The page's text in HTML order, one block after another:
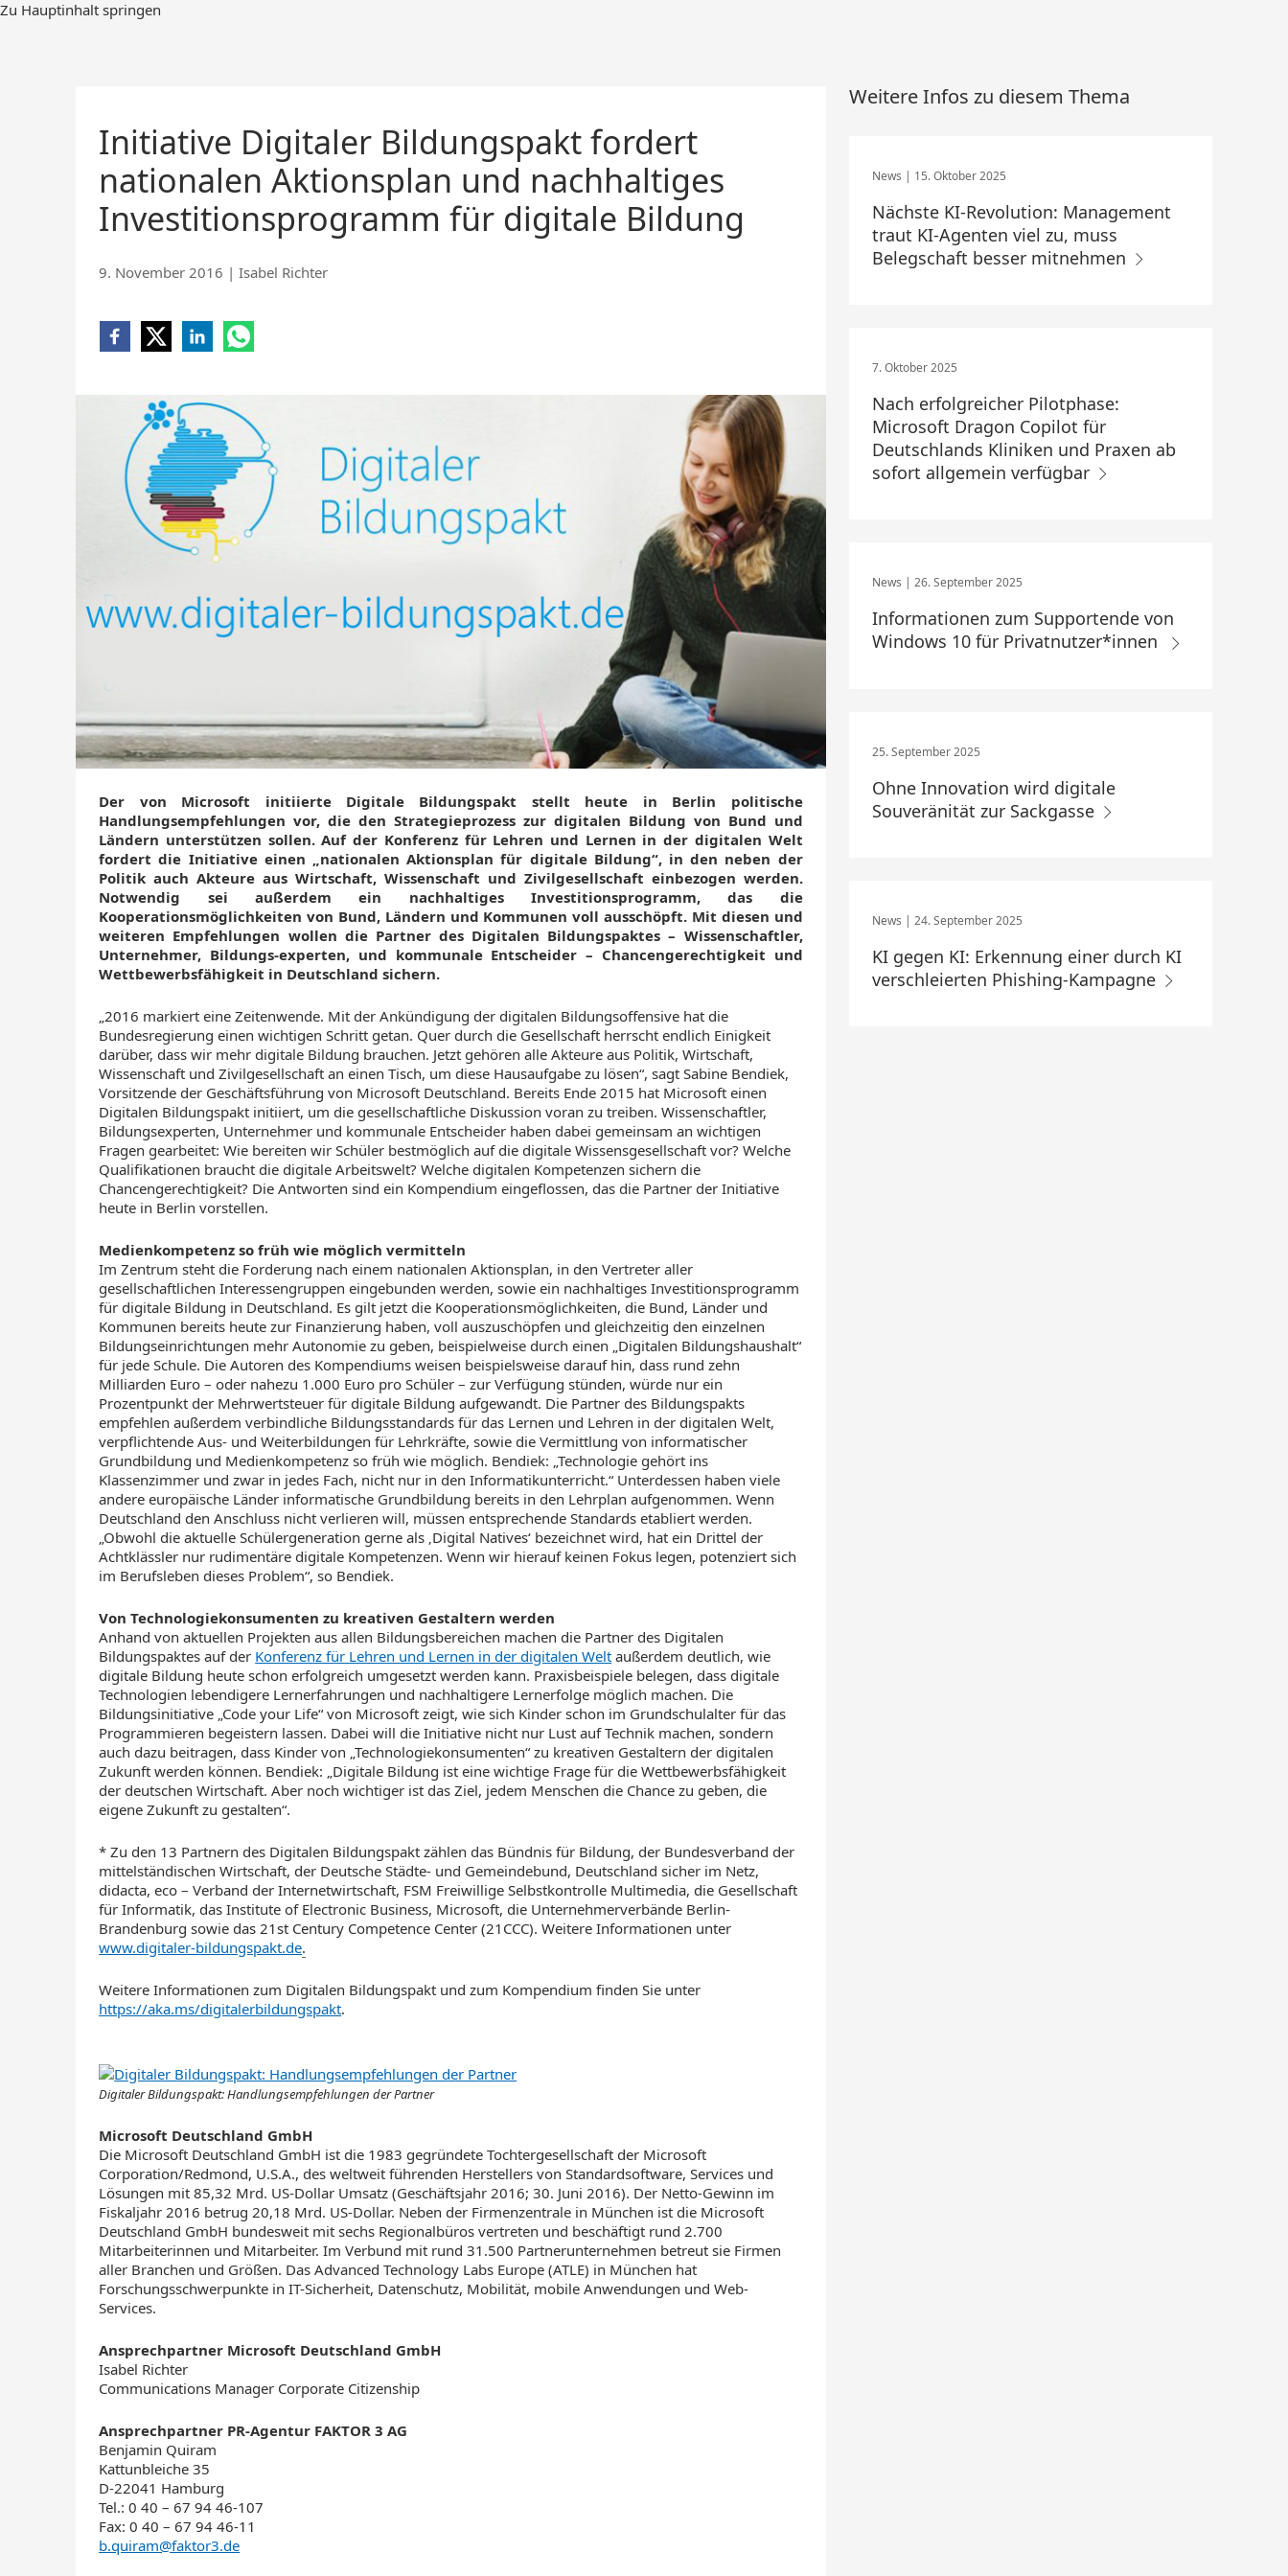
Zum
Zu Hauptinhalt springen
Initiative Digitaler Bildungspakt fordert
nationalen Aktionsplan und nachhaltiges
Investitionsprogramm für digitale Bildung
9. November 2016 |Isabel Richter
Share
on
(opens
new
window)
Share
on
(opens
new
window)
Share
on
(opens
new
window)
Share
on
new
window)
Der von Microsoft initiierte Digitale Bildungspakt stellt heute in Berlin politische
Handlungsempfehlungen vor, die den Strategieprozess zur digitalen Bildung von Bund und
Ländern unterstützen sollen. Auf der Konferenz für Lehren und Lernen in der digitalen Welt
fordert die Initiative einen „nationalen Aktionsplan für digitale Bildung“, in den neben der
Politik auch Akteure aus Wirtschaft, Wissenschaft und Zivilgesellschaft einbezogen werden.
Notwendig sei außerdem ein nachhaltiges Investitionsprogramm, das die
Kooperationsmöglichkeiten von Bund, Ländern und Kommunen voll ausschöpft. Mit diesen und
weiteren Empfehlungen wollen die Partner des Digitalen Bildungspaktes – Wissenschaftler,
Unternehmer, Bildungs-experten, und kommunale Entscheider – Chancengerechtigkeit und
Wettbewerbsfähigkeit in Deutschland sichern.
„2016 markiert eine Zeitenwende. Mit der Ankündigung der digitalen Bildungsoffensive hat die
Bundesregierung einen wichtigen Schritt getan. Quer durch die Gesellschaft herrscht endlich Einigkeit
darüber, dass wir mehr digitale Bildung brauchen. Jetzt gehören alle Akteure aus Politik, Wirtschaft,
Wissenschaft und Zivilgesellschaft an einen Tisch, um diese Hausaufgabe zu lösen“, sagt Sabine Bendiek,
Vorsitzende der Geschäftsführung von Microsoft Deutschland. Bereits Ende 2015 hat Microsoft einen
Digitalen Bildungspakt initiiert, um die gesellschaftliche Diskussion voran zu treiben. Wissenschaftler,
Bildungsexperten, Unternehmer und kommunale Entscheider haben dabei gemeinsam an wichtigen
Fragen gearbeitet: Wie bereiten wir Schüler bestmöglich auf die digitale Wissensgesellschaft vor? Welche
Qualifikationen braucht die digitale Arbeitswelt? Welche digitalen Kompetenzen sichern die
Chancengerechtigkeit? Die Antworten sind ein Kompendium eingeflossen, das die Partner der Initiative
heute in Berlin vorstellen.
Medienkompetenz so früh wie möglich vermitteln
Im Zentrum steht die Forderung nach einem nationalen Aktionsplan, in den Vertreter aller
gesellschaftlichen Interessengruppen eingebunden werden, sowie ein nachhaltiges Investitionsprogramm
für digitale Bildung in Deutschland. Es gilt jetzt die Kooperationsmöglichkeiten, die Bund, Länder und
Kommunen bereits heute zur Finanzierung haben, voll auszuschöpfen und gleichzeitig den einzelnen
Bildungseinrichtungen mehr Autonomie zu geben, beispielweise durch einen „Digitalen Bildungshaushalt“
für jede Schule. Die Autoren des Kompendiums weisen beispielsweise darauf hin, dass rund zehn
Milliarden Euro – oder nahezu 1.000 Euro pro Schüler – zur Verfügung stünden, würde nur ein
Prozentpunkt der Mehrwertsteuer für digitale Bildung aufgewandt. Die Partner des Bildungspakts
empfehlen außerdem verbindliche Bildungsstandards für das Lernen und Lehren in der digitalen Welt,
verpflichtende Aus- und Weiterbildungen für Lehrkräfte, sowie die Vermittlung von informatischer
Grundbildung und Medienkompetenz so früh wie möglich. Bendiek: „Technologie gehört ins
Klassenzimmer und zwar in jedes Fach, nicht nur in den Informatikunterricht.“ Unterdessen haben viele
andere europäische Länder informatische Grundbildung bereits in den Lehrplan aufgenommen. Wenn
Deutschland den Anschluss nicht verlieren will, müssen entsprechende Standards etabliert werden.
„Obwohl die aktuelle Schülergeneration gerne als ‚Digital Natives‘ bezeichnet wird, hat ein Drittel der
Achtklässler nur rudimentäre digitale Kompetenzen. Wenn wir hierauf keinen Fokus legen, potenziert sich
im Berufsleben dieses Problem“, so Bendiek.
Von Technologiekonsumenten zu kreativen Gestaltern werden
Anhand von aktuellen Projekten aus allen Bildungsbereichen machen die Partner des Digitalen
Bildungspaktes auf der Konferenz für Lehren und Lernen in der digitalen Welt außerdem deutlich, wie
digitale Bildung heute schon erfolgreich umgesetzt werden kann. Praxisbeispiele belegen, dass digitale
Technologien lebendigere Lernerfahrungen und nachhaltigere Lernerfolge möglich machen. Die
Bildungsinitiative „Code your Life“ von Microsoft zeigt, wie sich Kinder schon im Grundschulalter für das
Programmieren begeistern lassen. Dabei will die Initiative nicht nur Lust auf Technik machen, sondern
auch dazu beitragen, dass Kinder von „Technologiekonsumenten“ zu kreativen Gestaltern der digitalen
Zukunft werden können. Bendiek: „Digitale Bildung ist eine wichtige Frage für die Wettbewerbsfähigkeit
der deutschen Wirtschaft. Aber noch wichtiger ist das Ziel, jedem Menschen die Chance zu geben, die
eigene Zukunft zu gestalten“.
* Zu den 13 Partnern des Digitalen Bildungspakt zählen das Bündnis für Bildung, der Bundesverband der
mittelständischen Wirtschaft, der Deutsche Städte- und Gemeindebund, Deutschland sicher im Netz,
didacta, eco – Verband der Internetwirtschaft, FSM Freiwillige Selbstkontrolle Multimedia, die Gesellschaft
für Informatik, das Institute of Electronic Business, Microsoft, die Unternehmerverbände Berlin-
Brandenburg sowie das 21st Century Competence Center (21CCC). Weitere Informationen unter
www.digitaler-bildungspakt.de.
Weitere Informationen zum Digitalen Bildungspakt und zum Kompendium finden Sie unter
https://aka.ms/digitalerbildungspakt.
Digitaler Bildungspakt: Handlungsempfehlungen der Partner
Microsoft Deutschland GmbH
Die Microsoft Deutschland GmbH ist die 1983 gegründete Tochtergesellschaft der Microsoft
Corporation/Redmond, U.S.A., des weltweit führenden Herstellers von Standardsoftware, Services und
Lösungen mit 85,32 Mrd. US-Dollar Umsatz (Geschäftsjahr 2016; 30. Juni 2016). Der Netto-Gewinn im
Fiskaljahr 2016 betrug 20,18 Mrd. US-Dollar. Neben der Firmenzentrale in München ist die Microsoft
Deutschland GmbH bundesweit mit sechs Regionalbüros vertreten und beschäftigt rund 2.700
Mitarbeiterinnen und Mitarbeiter. Im Verbund mit rund 31.500 Partnerunternehmen betreut sie Firmen
aller Branchen und Größen. Das Advanced Technology Labs Europe (ATLE) in München hat
Forschungsschwerpunkte in IT-Sicherheit, Datenschutz, Mobilität, mobile Anwendungen und Web-
Services.
Ansprechpartner Microsoft Deutschland GmbH
Isabel Richter
Communications Manager Corporate Citizenship
Ansprechpartner PR-Agentur FAKTOR 3 AG
Benjamin Quiram
Kattunbleiche 35
D-22041 Hamburg
Tel.: 0 40 – 67 94 46-107
Fax: 0 40 – 67 94 46-11
b.quiram@faktor3.de
Weitere Infos zu diesem Thema
15. Oktober 2025
Nächste KI-Revolution: Management
traut KI-Agenten viel zu, muss
Belegschaft besser mitnehmen
7. Oktober 2025
Nach erfolgreicher Pilotphase:
Microsoft Dragon Copilot für
Deutschlands Kliniken und Praxen ab
sofort allgemein verfügbar
26. September 2025
Informationen zum Supportende von
Windows 10 für Privatnutzer*innen
25. September 2025
Ohne Innovation wird digitale
Souveränität zur Sackgasse
24. September 2025
KI gegen KI: Erkennung einer durch KI
verschleierten Phishing-Kampagne